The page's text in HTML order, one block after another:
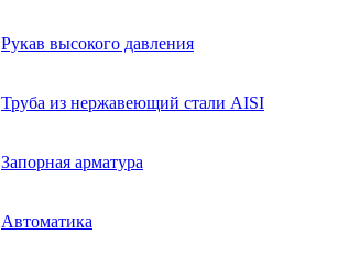
Рукав высокого давления
Труба из нержавеющий стали AISI
Запорная арматура
Автоматика